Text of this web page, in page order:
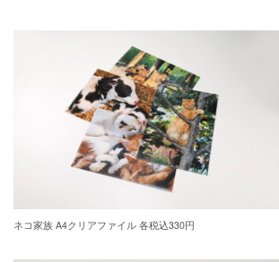
ネコ家族 A4クリアファイル 各税込330円